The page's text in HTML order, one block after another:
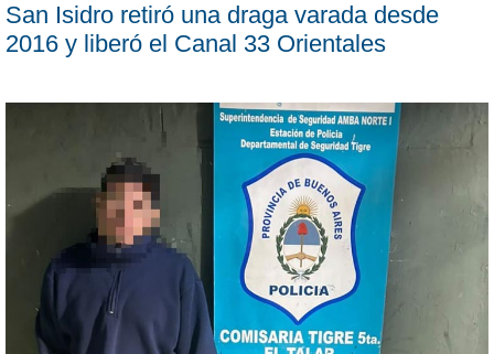
San Isidro retiró una draga varada desde
2016 y liberó el Canal 33 Orientales